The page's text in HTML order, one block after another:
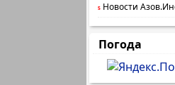
5 Новости
Погода